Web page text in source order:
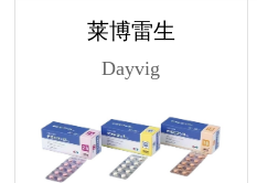
莱博雷生
Dayvig